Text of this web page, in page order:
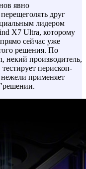
явно
друг
лидером
X7 Ultra, которому
сейчас уже
решения. По
некий производитель,
перископ-
применяет